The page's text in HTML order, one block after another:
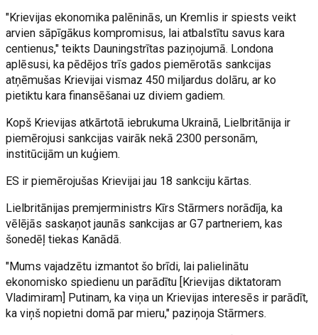
"Krievijas ekonomika palēninās, un Kremlis ir spiests veikt
arvien sāpīgākus kompromisus, lai atbalstītu savus kara
centienus," teikts Dauningstrītas paziņojumā. Londona
aplēsusi, ka pēdējos trīs gados piemērotās sankcijas
atņēmušas Krievijai vismaz 450 miljardus dolāru, ar ko
pietiktu kara finansēšanai uz diviem gadiem.
Kopš Krievijas atkārtotā iebrukuma Ukrainā, Lielbritānija ir
piemērojusi sankcijas vairāk nekā 2300 personām,
institūcijām un kuģiem.
ES ir piemērojušas Krievijai jau 18 sankciju kārtas.
Lielbritānijas premjerministrs Kīrs Stārmers norādīja, ka
vēlējās saskaņot jaunās sankcijas ar G7 partneriem, kas
šonedēļ tiekas Kanādā.
"Mums vajadzētu izmantot šo brīdi, lai palielinātu
ekonomisko spiedienu un parādītu [Krievijas diktatoram
Vladimiram] Putinam, ka viņa un Krievijas interesēs ir parādīt,
ka viņš nopietni domā par mieru," paziņoja Stārmers.